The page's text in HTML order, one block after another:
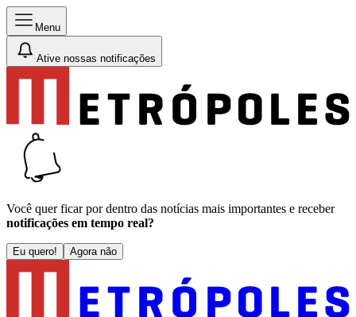
Menu
Ative nossas notificações
Você quer ficar por dentro das notícias mais importantes e receber
notificações em tempo real?
Eu quero! Agora não